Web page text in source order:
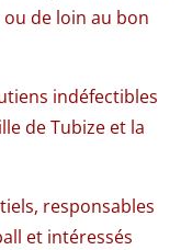
de loin au bon
indéfectibles
de Tubize et la
responsables
et intéressés